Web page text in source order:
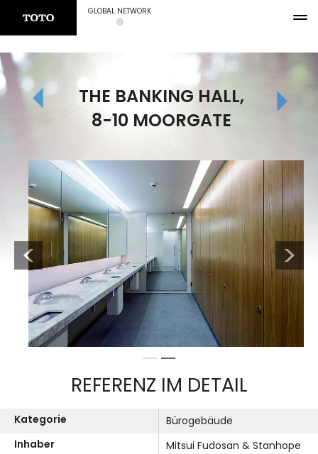
GLOBAL NETWORK
THE BANKING HALL,
8-10 MOORGATE
Previous Next
1 2
REFERENZ IM DETAIL
Kategorie
Bürogebäude
Inhaber
Mitsui Fudosan & Stanhope